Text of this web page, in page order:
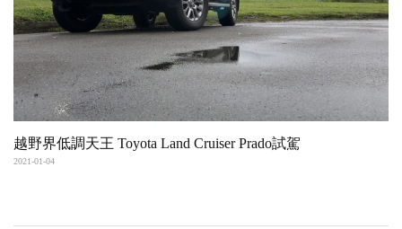
越野界低調天王 Toyota Land Cruiser Prado試駕
2021-01-04